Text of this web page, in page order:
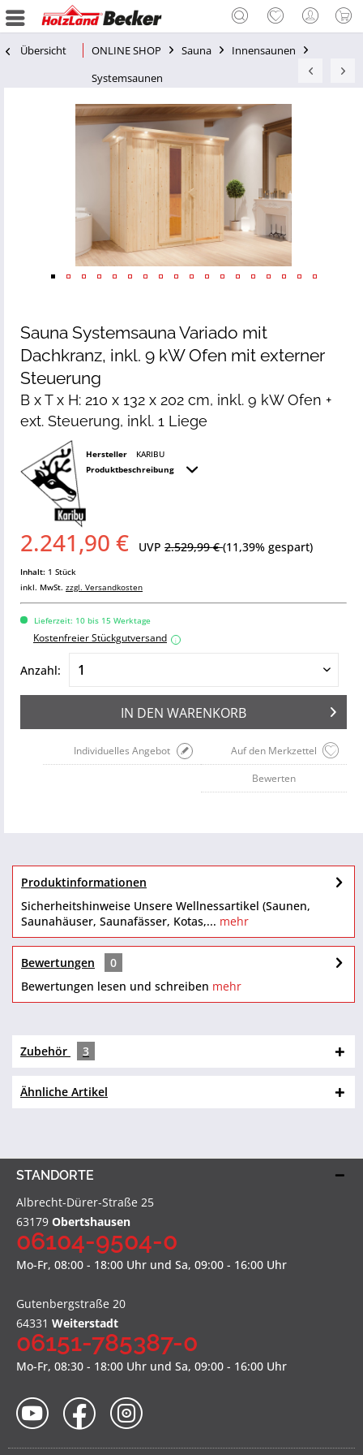
Übersicht ONLINE SHOP Sauna
Innensaunen
Systemsaunen
Sauna Systemsauna Variado mit
Dachkranz, inkl. 9 kW Ofen mit externer
Steuerung
B x T x H: 210 x 132 x 202 cm, inkl. 9 kW Ofen +
ext. Steuerung, inkl. 1 Liege
Hersteller
KARIBU
Produktbeschreibung
2.241,90 € UVP 2.529,99 €(11,39% gespart)
Inhalt: 1 Stück
inkl. MwSt. zzgl. Versandkosten
Lieferzeit: 10 bis 15 Werktage
Kostenfreier Stückgutversand i
Anzahl:
IN DEN WARENKORB
Auf den Merkzettel
Individuelles Angebot
Bewerten
Produktinformationen
Sicherheitshinweise Unsere Wellnessartikel (Saunen,
Saunahäuser, Saunafässer, Kotas,... mehr
Bewertungen
0
Bewertungen lesen und schreiben mehr
Zubehör 3
Ähnliche Artikel
STANDORTE
Albrecht-Dürer-Straße 25
63179 Obertshausen
06104-9504-0
Mo-Fr, 08:00 - 18:00 Uhr und Sa, 09:00 - 16:00 Uhr
Gutenbergstraße 20
64331 Weiterstadt
06151-785387-0
Mo-Fr, 08:30 - 18:00 Uhr und Sa, 09:00 - 16:00 Uhr